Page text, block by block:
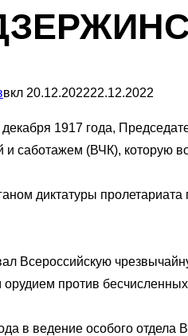
вкл Опубликовано
20.12.202222.12.2022
декабря 1917 года,
и саботажем (ВЧК), которую
диктатуры
Всероссийскую
против
в ведение особого отдела